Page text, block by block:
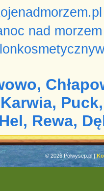
nad
Karwia, Puck,
Hel, Rewa,
© 2026 Polwysep.pl |